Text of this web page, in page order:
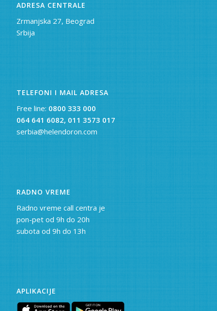
ADRESA CENTRALE
Zrmanjska 27, Beograd
Srbija
TELEFONI I MAIL ADRESA
Free line: 0800 333 000
064 641 6082, 011 3573 017
serbia@helendoron.com
RADNO VREME
Radno vreme call centra je
pon-pet od 9h do 20h
subota od 9h do 13h
APLIKACIJE